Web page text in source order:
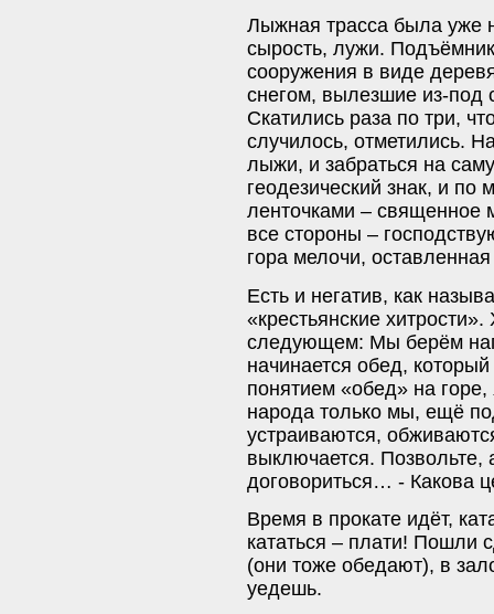
Лыжная трасса была уже
сырость, лужи.
сооружения в виде
снегом, вылезшие из-под
Скатились раза по три,
случилось, отметились.
лыжи, и забраться на
геодезический знак, и
ленточками – священное
все стороны –
гора мелочи,
Есть и негатив, как
«крестьянские
следующем: Мы берём
начинается обед,
понятием «обед» на
народа только мы, ещё
устраиваются,
выключается. Позвольте,
договориться… - Какова
Время в прокате идёт,
кататься – плати! Пошли
(они тоже обедают), в
уедешь.